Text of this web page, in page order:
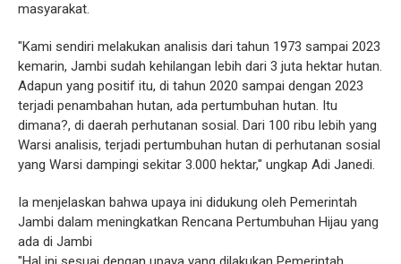
masyarakat.
"Kami sendiri melakukan analisis dari tahun 1973 sampai 2023
kemarin, Jambi sudah kehilangan lebih dari 3 juta hektar hutan.
Adapun yang positif itu, di tahun 2020 sampai dengan 2023
terjadi penambahan hutan, ada pertumbuhan hutan. Itu
dimana?, di daerah perhutanan sosial. Dari 100 ribu lebih yang
Warsi analisis, terjadi pertumbuhan hutan di perhutanan sosial
yang Warsi dampingi sekitar 3.000 hektar," ungkap Adi Janedi.
Ia menjelaskan bahwa upaya ini didukung oleh Pemerintah
Jambi dalam meningkatkan Rencana Pertumbuhan Hijau yang
ada di Jambi